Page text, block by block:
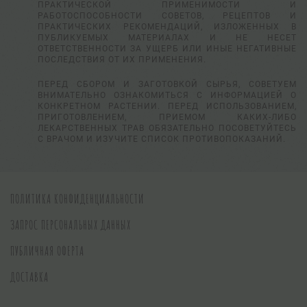
ПРАКТИЧЕСКОЙ ПРИМЕНИМОСТИ И
РАБОТОСПОСОБНОСТИ СОВЕТОВ, РЕЦЕПТОВ И
ПРАКТИЧЕСКИХ РЕКОМЕНДАЦИЙ, ИЗЛОЖЕННЫХ В
ПУБЛИКУЕМЫХ МАТЕРИАЛАХ И НЕ НЕСЕТ
ОТВЕТСТВЕННОСТИ ЗА УЩЕРБ ИЛИ ИНЫЕ НЕГАТИВНЫЕ
ПОСЛЕДСТВИЯ ОТ ИХ ПРИМЕНЕНИЯ.
ПЕРЕД СБОРОМ И ЗАГОТОВКОЙ СЫРЬЯ, СОВЕТУЕМ
ВНИМАТЕЛЬНО ОЗНАКОМИТЬСЯ С ИНФОРМАЦИЕЙ О
КОНКРЕТНОМ РАСТЕНИИ. ПЕРЕД ИСПОЛЬЗОВАНИЕМ,
ПРИГОТОВЛЕНИЕМ, ПРИЕМОМ КАКИХ-ЛИБО
ЛЕКАРСТВЕННЫХ ТРАВ ОБЯЗАТЕЛЬНО ПОСОВЕТУЙТЕСЬ
С ВРАЧОМ И ИЗУЧИТЕ СПИСОК ПРОТИВОПОКАЗАНИЙ.
ПОЛИТИКА КОНФИДЕНЦИАЛЬНОСТИ
ЗАПРОС ПЕРСОНАЛЬНЫХ ДАННЫХ
ПУБЛИЧНАЯ ОФЕРТА
ДОСТАВКА